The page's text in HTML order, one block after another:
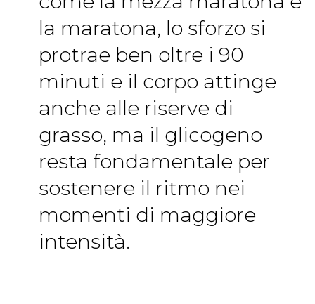
la maratona, lo sforzo si
protrae ben oltre i 90
minuti e il corpo attinge
anche alle riserve di
grasso, ma il glicogeno
resta fondamentale per
sostenere il ritmo nei
momenti di maggiore
intensità.